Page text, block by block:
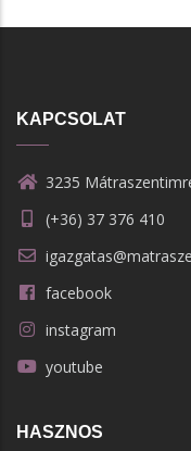
KAPCSOLAT
3235
(+36) 37 376 410
facebook
instagram
youtube
HASZNOS